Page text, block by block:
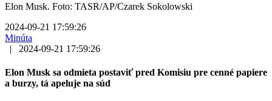
Elon Musk. Foto: TASR/AP/Czarek Sokolowski
2024-09-21 17:59:26
Minúta
|
2024-09-21 17:59:26
Elon Musk sa odmieta postaviť pred Komisiu pre cenné papiere
a burzy, tá apeluje na súd